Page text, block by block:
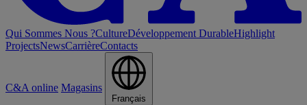
Qui Sommes Nous ?CultureDéveloppement DurableHighlight
ProjectsNewsCarrièreContacts
C&A online Magasins
Français